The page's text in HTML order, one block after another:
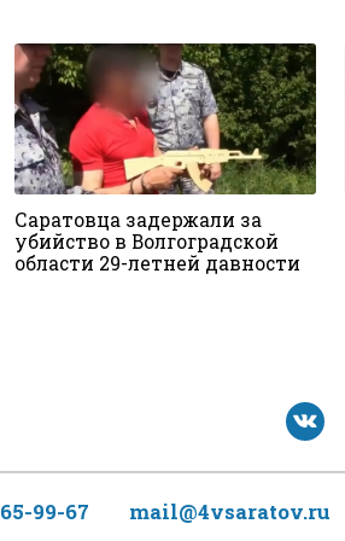
Саратовца задержали за
убийство в Волгоградской
области 29-летней давности
65-99-67 mail@4vsaratov.ru